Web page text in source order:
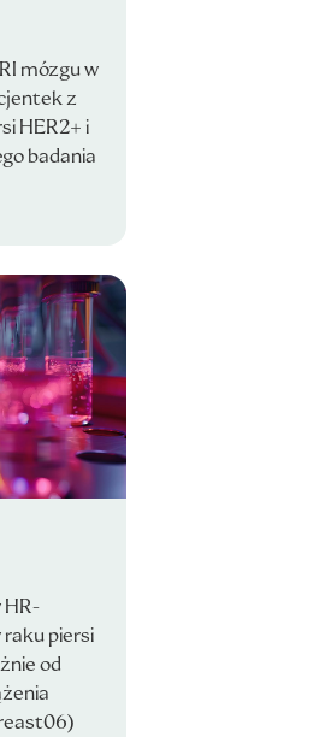
mózgu w
z
HER2+ i
badania
piersi
od